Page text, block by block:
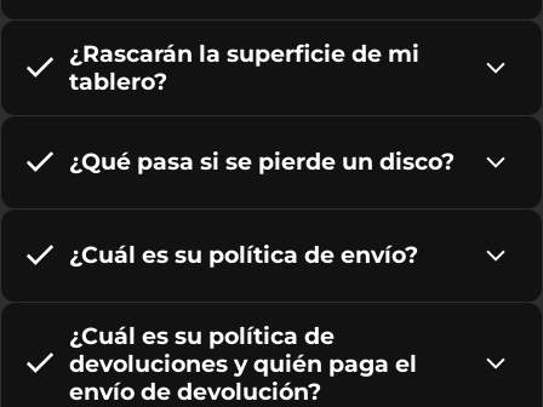
¿Rascarán la superficie de mi
tablero?
¿Qué pasa si se pierde un disco?
¿Cuál es su política de envío?
¿Cuál es su política de
devoluciones y quién paga el
envío de devolución?